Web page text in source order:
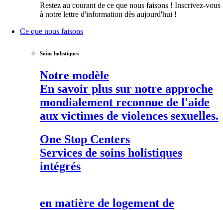
Restez au courant de ce que nous faisons ! Inscrivez-vous
à notre lettre d'information dès aujourd'hui !
Ce que nous faisons
Soins holistiques
Notre modèle
En savoir plus sur notre approche
mondialement reconnue de l'aide
aux victimes de violences sexuelles.
One Stop Centers
Services de soins holistiques
intégrés
en matière de logement de